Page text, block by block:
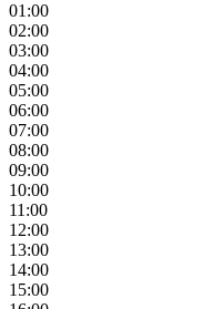
01:00
02:00
03:00
04:00
05:00
06:00
07:00
08:00
09:00
10:00
11:00
12:00
13:00
14:00
15:00